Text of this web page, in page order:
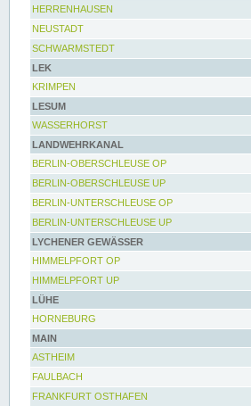
HERRENHAUSEN
NEUSTADT
SCHWARMSTEDT
LEK
KRIMPEN
LESUM
WASSERHORST
LANDWEHRKANAL
BERLIN-OBERSCHLEUSE OP
BERLIN-OBERSCHLEUSE UP
BERLIN-UNTERSCHLEUSE OP
BERLIN-UNTERSCHLEUSE UP
LYCHENER GEWÄSSER
HIMMELPFORT OP
HIMMELPFORT UP
LÜHE
HORNEBURG
MAIN
ASTHEIM
FAULBACH
FRANKFURT OSTHAFEN